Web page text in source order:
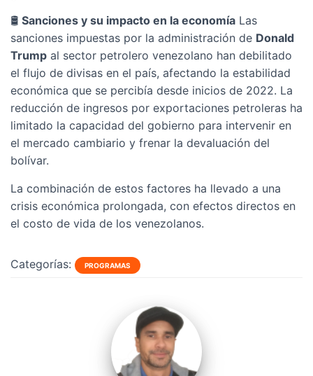
🛢️ Sanciones y su impacto en la economía Las
sanciones impuestas por la administración de Donald
Trump al sector petrolero venezolano han debilitado
el flujo de divisas en el país, afectando la estabilidad
económica que se percibía desde inicios de 2022. La
reducción de ingresos por exportaciones petroleras ha
limitado la capacidad del gobierno para intervenir en
el mercado cambiario y frenar la devaluación del
bolívar.
La combinación de estos factores ha llevado a una
crisis económica prolongada, con efectos directos en
el costo de vida de los venezolanos.
Categorías: PROGRAMAS